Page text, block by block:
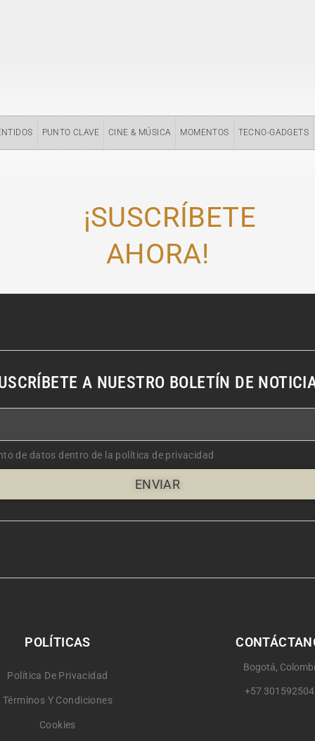
PUNTO CLAVE CINE & MÚSICA MOMENTOS TECNO-GADGETS
¡SUSCRÍBETE
AHORA!
A NUESTRO BOLETÍN DE
de datos dentro de la política de privacidad
ENVIAR
POLÍTICAS
Política De Privacidad
Términos Y Condiciones
Cookies
Bogotá,
+57